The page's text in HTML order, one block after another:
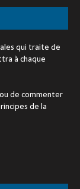
qui traite de
à chaque
de commenter
de la